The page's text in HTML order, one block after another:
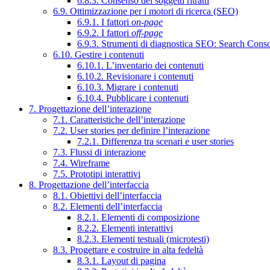
6.9. Ottimizzazione per i motori di ricerca (SEO)
6.9.1. I fattori on-page
6.9.2. I fattori off-page
6.9.3. Strumenti di diagnostica SEO: Search
6.10. Gestire i contenuti
6.10.1. L’inventario dei contenuti
6.10.2. Revisionare i contenuti
6.10.3. Migrare i contenuti
6.10.4. Pubblicare i contenuti
7. Progettazione dell’interazione
7.1. Caratteristiche dell’interazione
7.2. User stories per definire l’interazione
7.2.1. Differenza tra scenari e user stories
7.3. Flussi di interazione
7.4. Wireframe
7.5. Prototipi interattivi
8. Progettazione dell’interfaccia
8.1. Obiettivi dell’interfaccia
8.2. Elementi dell’interfaccia
8.2.1. Elementi di composizione
8.2.2. Elementi interattivi
8.2.3. Elementi testuali (microtesti)
8.3. Progettare e costruire in alta fedeltà
8.3.1. Layout di pagina